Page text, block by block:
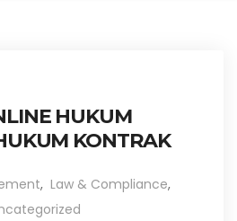
HUKUM
KONTRAK
, Law & Compliance,